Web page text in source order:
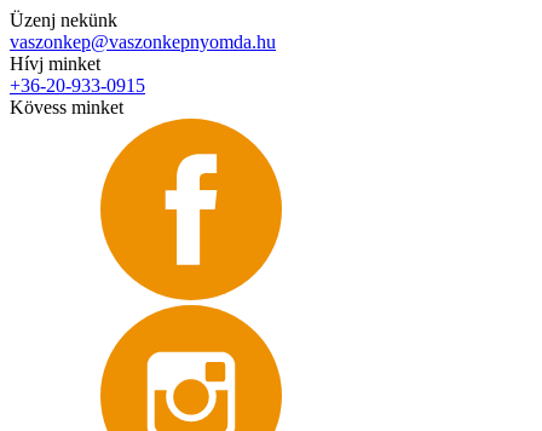
Üzenj nekünk
vaszonkep@vaszonkepnyomda.hu
Hívj minket
+36-20-933-0915
Kövess minket